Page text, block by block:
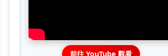
前往 YouTube 觀看